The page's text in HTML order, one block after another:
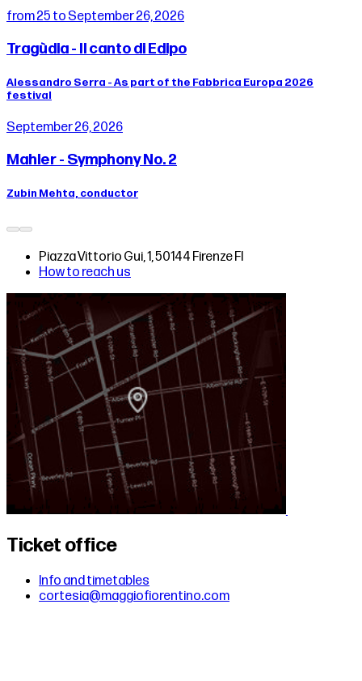
from 25 to September 26, 2026
Tragùdia - Il canto di Edipo
Alessandro Serra - As part of the Fabbrica Europa 2026
festival
September 26, 2026
Mahler - Symphony No. 2
Zubin Mehta, conductor
Piazza Vittorio Gui, 1, 50144 Firenze FI
How to reach us
Ticket office
Info and timetables
cortesia@maggiofiorentino.com